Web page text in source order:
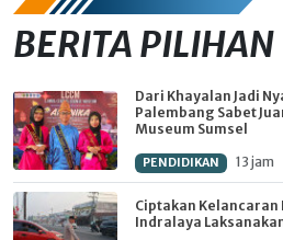
BERITA PILIHAN
Dari Khayalan Jadi
Palembang Sabet
Museum Sumsel
PENDIDIKAN 13 jam
Ciptakan Kelancaran
Indralaya